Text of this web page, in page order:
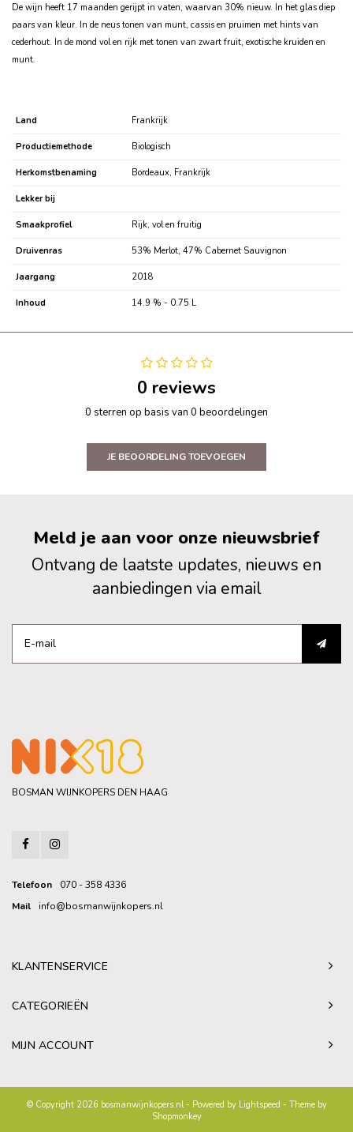
De wijn heeft 17 maanden gerijpt in vaten, waarvan 30% nieuw. In het glas diep
paars van kleur. In de neus tonen van munt, cassis en pruimen met hints van
cederhout. In de mond vol en rijk met tonen van zwart fruit, exotische kruiden en
munt.
Land Frankrijk
Productiemethode Biologisch
Herkomstbenaming Bordeaux, Frankrijk
Lekker bij
Smaakprofiel Rijk, vol en fruitig
Druivenras 53% Merlot, 47% Cabernet Sauvignon
Jaargang 2018
Inhoud 14.9 % - 0.75 L
0 reviews
0 sterren op basis van 0 beoordelingen
JE BEOORDELING TOEVOEGEN
Meld je aan voor onze nieuwsbrief
Ontvang de laatste updates, nieuws en
aanbiedingen via email
BOSMAN WIJNKOPERS DEN HAAG
Telefoon
070 - 358 4336
Mail
info@bosmanwijnkopers.nl
KLANTENSERVICE
CATEGORIEËN
MIJN ACCOUNT
© Copyright 2026 bosmanwijnkopers.nl - Powered by Lightspeed - Theme by
Shopmonkey